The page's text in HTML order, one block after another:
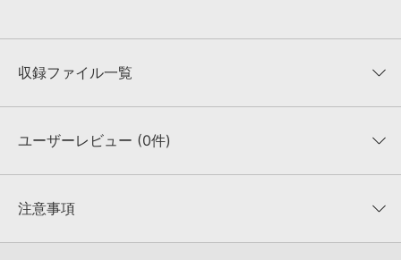
収録ファイル一覧
収録ファイル一覧
ユーザーレビュー (0件)
★★★★★
注意事項